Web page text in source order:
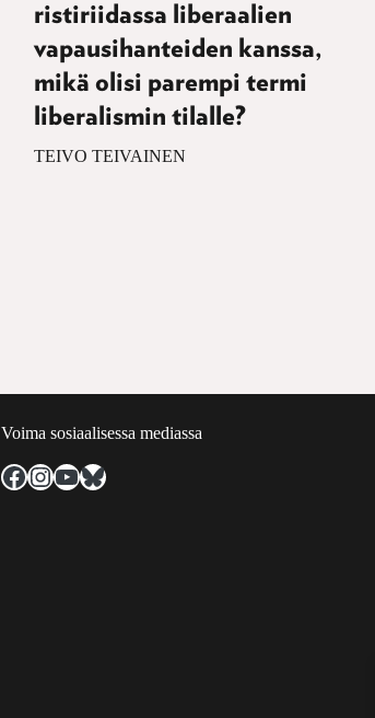
ristiriidassa liberaalien
vapausihanteiden kanssa,
mikä olisi parempi termi
liberalismin tilalle?
TEIVO TEIVAINEN
Voima sosiaalisessa mediassa
Facebook
Instagram
YouTube
Bluesky